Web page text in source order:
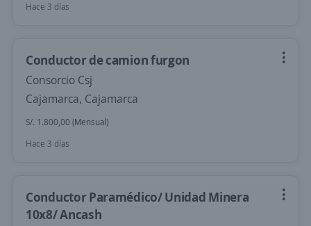
Hace 3 días
Conductor de camion furgon
Consorcio Csj
Cajamarca, Cajamarca
S/. 1.800,00 (Mensual)
Hace 3 días
Conductor Paramédico/ Unidad Minera
10x8/ Ancash